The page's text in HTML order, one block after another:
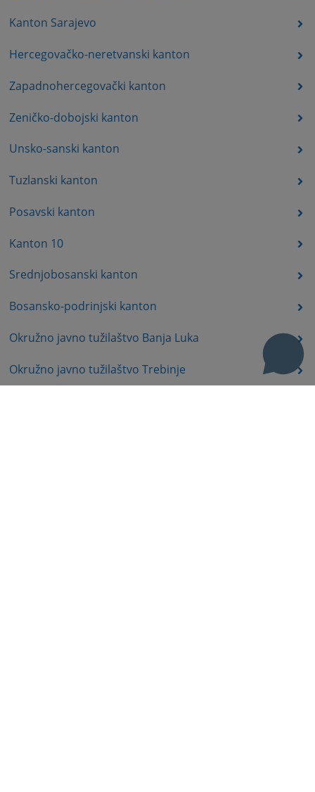
Kanton Sarajevo
Hercegovačko-neretvanski kanton
Zapadnohercegovački kanton
Zeničko-dobojski kanton
Unsko-sanski kanton
Tuzlanski kanton
Posavski kanton
Kanton 10
Srednjobosanski kanton
Bosansko-podrinjski kanton
Okružno javno tužilaštvo Banja Luka
Okružno javno tužilaštvo Trebinje